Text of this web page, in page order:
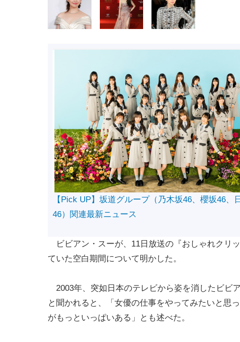
【Pick UP】坂道グループ（乃木坂46、櫻坂46、
46）関連最新ニュース
ビビアン・スーが、11日放送の『おしゃれクリ
ていた空白期間について明かした。
2003年、突如日本のテレビから姿を消したビビ
と聞かれると、「女優の仕事をやってみたいと思
がもっといっぱいある」とも述べた。